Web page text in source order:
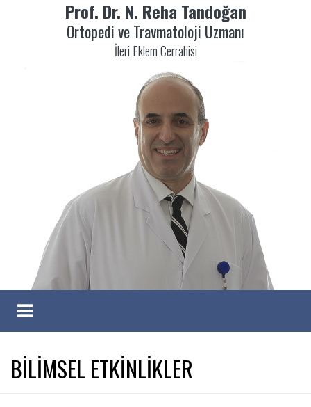
Prof. Dr. N. Reha Tandoğan
Ortopedi ve Travmatoloji Uzmanı
İleri Eklem Cerrahisi
BİLİMSEL ETKİNLİKLER